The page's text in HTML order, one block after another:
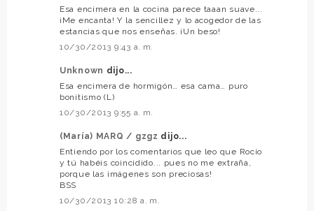
Esa encimera en la cocina parece taaan suave...
¡Me encanta! Y la sencillez y lo acogedor de las
estancias que nos enseñas. ¡Un beso!
10/30/2013 9:43 a. m.
Unknown dijo...
Esa encimera de hormigón… esa cama… puro
bonitismo (L)
10/30/2013 9:55 a. m.
(María) MARQ / gzgz dijo...
Entiendo por los comentarios que leo que Rocío
y tú habéis coincidido... pues no me extraña,
porque las imágenes son preciosas!
BSS
10/30/2013 10:28 a. m.